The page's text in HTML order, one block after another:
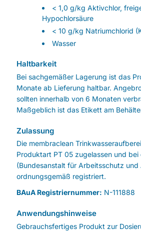
< 1,0 g/kg Aktivchlor,
Hypochlorsäure
< 10 g/kg Natriumchlorid
Wasser
Haltbarkeit
Bei sachgemäßer Lagerung ist das
Monate ab Lieferung haltbar.
sollten innerhalb von 6 Monaten
Maßgeblich ist das Etikett am
Zulassung
Die membraclean
Produktart PT 05 zugelassen und bei
(Bundesanstalt für Arbeitsschutz und
ordnungsgemäß registriert.
BAuA Registriernummer: N-111888
Anwendungshinweise
Gebrauchsfertiges Produkt zur